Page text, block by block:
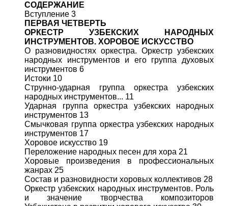
СОДЕРЖАНИЕ
Вступление 3
ПЕРВАЯ ЧЕТВЕРТЬ
ОРКЕСТР УЗБЕКСКИХ НАРОДНЫХ
ИНСТРУМЕНТОВ. ХОРОВОЕ ИСКУССТВО
О разновидностях оркестра. Оркестр узбекских
народных инструментов и его группа духовых
инструментов 6
Истоки 10
Струнно-ударная группа оркестра узбекских
народных инструментов... 11
Ударная группа оркестра узбекских народных
инструментов 13
Смычковая группа оркестра узбекских народных
инструментов 17
Хоровое искусство 19
Переложение народных песен для хора 21
Хоровые произведения в профессиональных
жанрах 25
Состав и разновидности хоровых коллективов 28
Оркестр узбекских народных инструментов. Роль
и значение творчества композиторов